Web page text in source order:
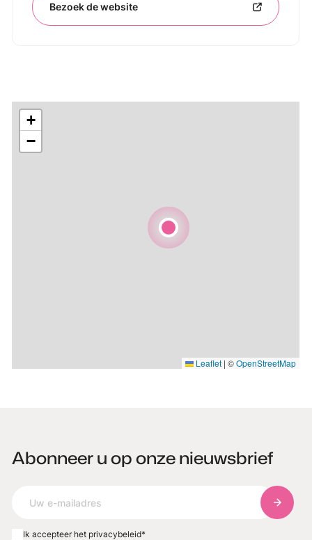
Bezoek de website
+
−
Leaflet | ©OpenStreetMap
Abonneer u op onze nieuwsbrief
Ik accepteer het privacybeleid*